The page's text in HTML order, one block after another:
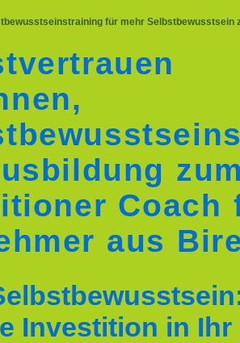
für mehr Selbstbewusstsein
Coach
aus
Investition in Ihr